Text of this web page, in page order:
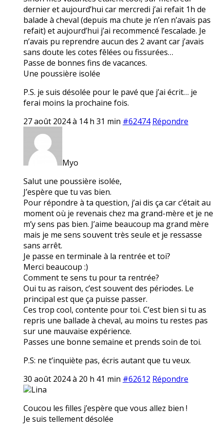
dernier et aujourd’hui car mercredi j’ai refait 1h de
balade à cheval (depuis ma chute je n’en n’avais pas
refait) et aujourd’hui j’ai recommencé l’escalade. Je
n’avais pu reprendre aucun des 2 avant car j’avais
sans doute les cotes fêlées ou fissurées…
Passe de bonnes fins de vacances.
Une poussière isolée
P.S. je suis désolée pour le pavé que j’ai écrit… je
ferai moins la prochaine fois.
27 août 2024 à 14 h 31 min #62474 Répondre
Myo
Salut une poussière isolée,
J’espère que tu vas bien.
Pour répondre à ta question, j’ai dis ça car c’était au
moment où je revenais chez ma grand-mère et je ne
m’y sens pas bien. J’aime beaucoup ma grand mère
mais je me sens souvent très seule et je ressasse
sans arrêt.
Je passe en terminale à la rentrée et toi?
Merci beaucoup :)
Comment te sens tu pour ta rentrée?
Oui tu as raison, c’est souvent des périodes. Le
principal est que ça puisse passer.
Ces trop cool, contente pour toi. C’est bien si tu as
repris une ballade à cheval, au moins tu restes pas
sur une mauvaise expérience.
Passes une bonne semaine et prends soin de toi.
P.S: ne t’inquiète pas, écris autant que tu veux.
30 août 2024 à 20 h 41 min #62612 Répondre
Lina
Coucou les filles j’espère que vous allez bien !
Je suis tellement désolée